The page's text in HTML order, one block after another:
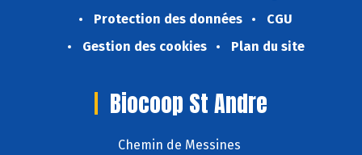
Protection des données
CGU
Gestion des cookies
Plan du site
Biocoop St Andre
Chemin de Messines